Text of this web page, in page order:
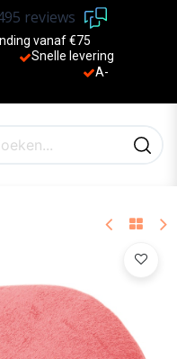
reviews
vanaf €75
Sne lle levering
A-